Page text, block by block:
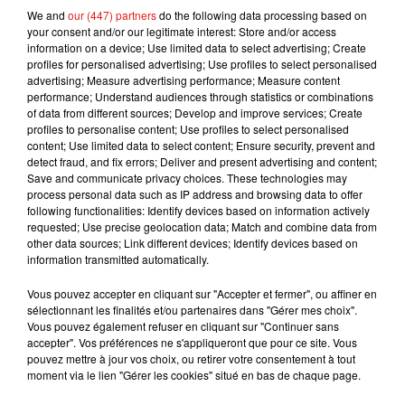
Voir cette publication sur Instagram
�x� #amoraprimeravista
Une publication partagée parBelinda(@belindaperegrin) le
"Matilda est l'originale. Vous n'êtes qu'une pâle
imitation créée pour votre vidéo. C'est l'art de
Matilda, votre directeur artistique s'en est
grandement inspiré", a écrit Monica Garza sur une
photo comparant les deux femmes côte à côte. Il
We and our (447) partnersdo the following data processing based on
your consent and/or our legitimate interest: Store and/or access
information on a device; Use limited data to select advertising; Create
profiles for personalised advertising; Use profiles to select personalised
advertising; Measure advertising performance; Measure content
performance; Understand audiences through statistics or combinations
of data from different sources; Develop and improve services; Create
profiles to personalise content; Use profiles to select personalised
content; Use limited data to select content; Ensure security, prevent and
detect fraud, and fix errors; Deliver and present advertising and content;
Save and communicate privacy choices. These technologies may
process personal data such as IP address and browsing data to offer
following functionalities: Identify devices based on information actively
requested; Use precise geolocation data; Match and combine data from
other data sources; Link different devices; Identify devices based on
information transmitted automatically.
Vous pouvez accepter en cliquant sur "Accepter et fermer", ou affiner en
sélectionnant les finalités et/ou partenaires dans "Gérer mes choix".
Vous pouvez également refuser en cliquant sur "Continuer sans
accepter". Vos préférences ne s'appliqueront que pour ce site. Vous
pouvez mettre à jour vos choix, ou retirer votre consentement à tout
moment via le lien "Gérer les cookies" situé en bas de chaque page.